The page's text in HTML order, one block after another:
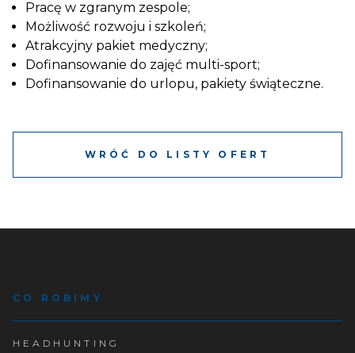
Pracę w zgranym zespole;
Możliwość rozwoju i szkoleń;
Atrakcyjny pakiet medyczny;
Dofinansowanie do zajęć multi-sport;
Dofinansowanie do urlopu, pakiety świąteczne.
WRÓĆ DO LISTY OFERT
CO ROBIMY
HEADHUNTING